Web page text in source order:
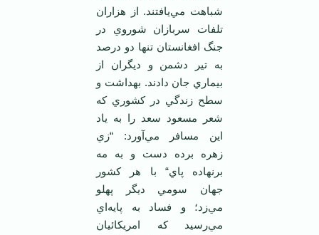
شباهت مي‌يافتند. از هزاران
تلفات سربازان شوروي در
جنگ افغانستان تنها دو درصد
به تير دشمن و ديگران از
بيماري جان دادند. بهداشت و
سطح زندگي در کشوري که
شعر مسعود سعد را به ياد
اين مسافر مي‌آورد: “زي
زهره برده دست و به مه
برنهاده پاي“ با هر کشور
جهان سومي ديگر پهلو
مي‌زد؛ و فساد به پايه‌اي
مي‌رسيد که امريکائيان